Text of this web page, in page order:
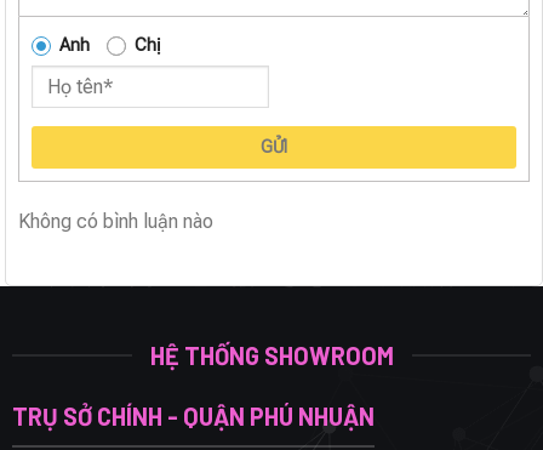
Anh Chị
GỬI
Không có bình luận nào
HỆ THỐNG SHOWROOM
TRỤ SỞ CHÍNH - QUẬN PHÚ NHUẬN